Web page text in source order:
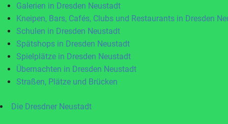
Galerien in Dresden Neustadt
Kneipen, Bars, Cafés, Clubs und Restaurants in Dresden
Schulen in Dresden Neustadt
Spätshops in Dresden Neustadt
Spielplätze in Dresden Neustadt
Übernachten in Dresden Neustadt
Straßen, Plätze und Brücken
Die Dresdner Neustadt